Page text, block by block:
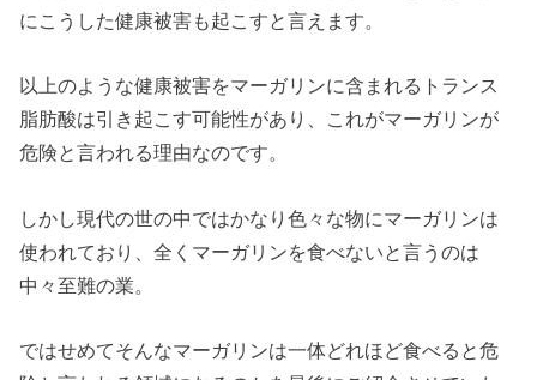
にこうした健康被害も起こすと言えます。
以上のような健康被害をマーガリンに含まれるトランス
脂肪酸は引き起こす可能性があり、これがマーガリンが
危険と言われる理由なのです。
しかし現代の世の中ではかなり色々な物にマーガリンは
使われており、全くマーガリンを食べないと言うのは
中々至難の業。
ではせめてそんなマーガリンは一体どれほど食べると危